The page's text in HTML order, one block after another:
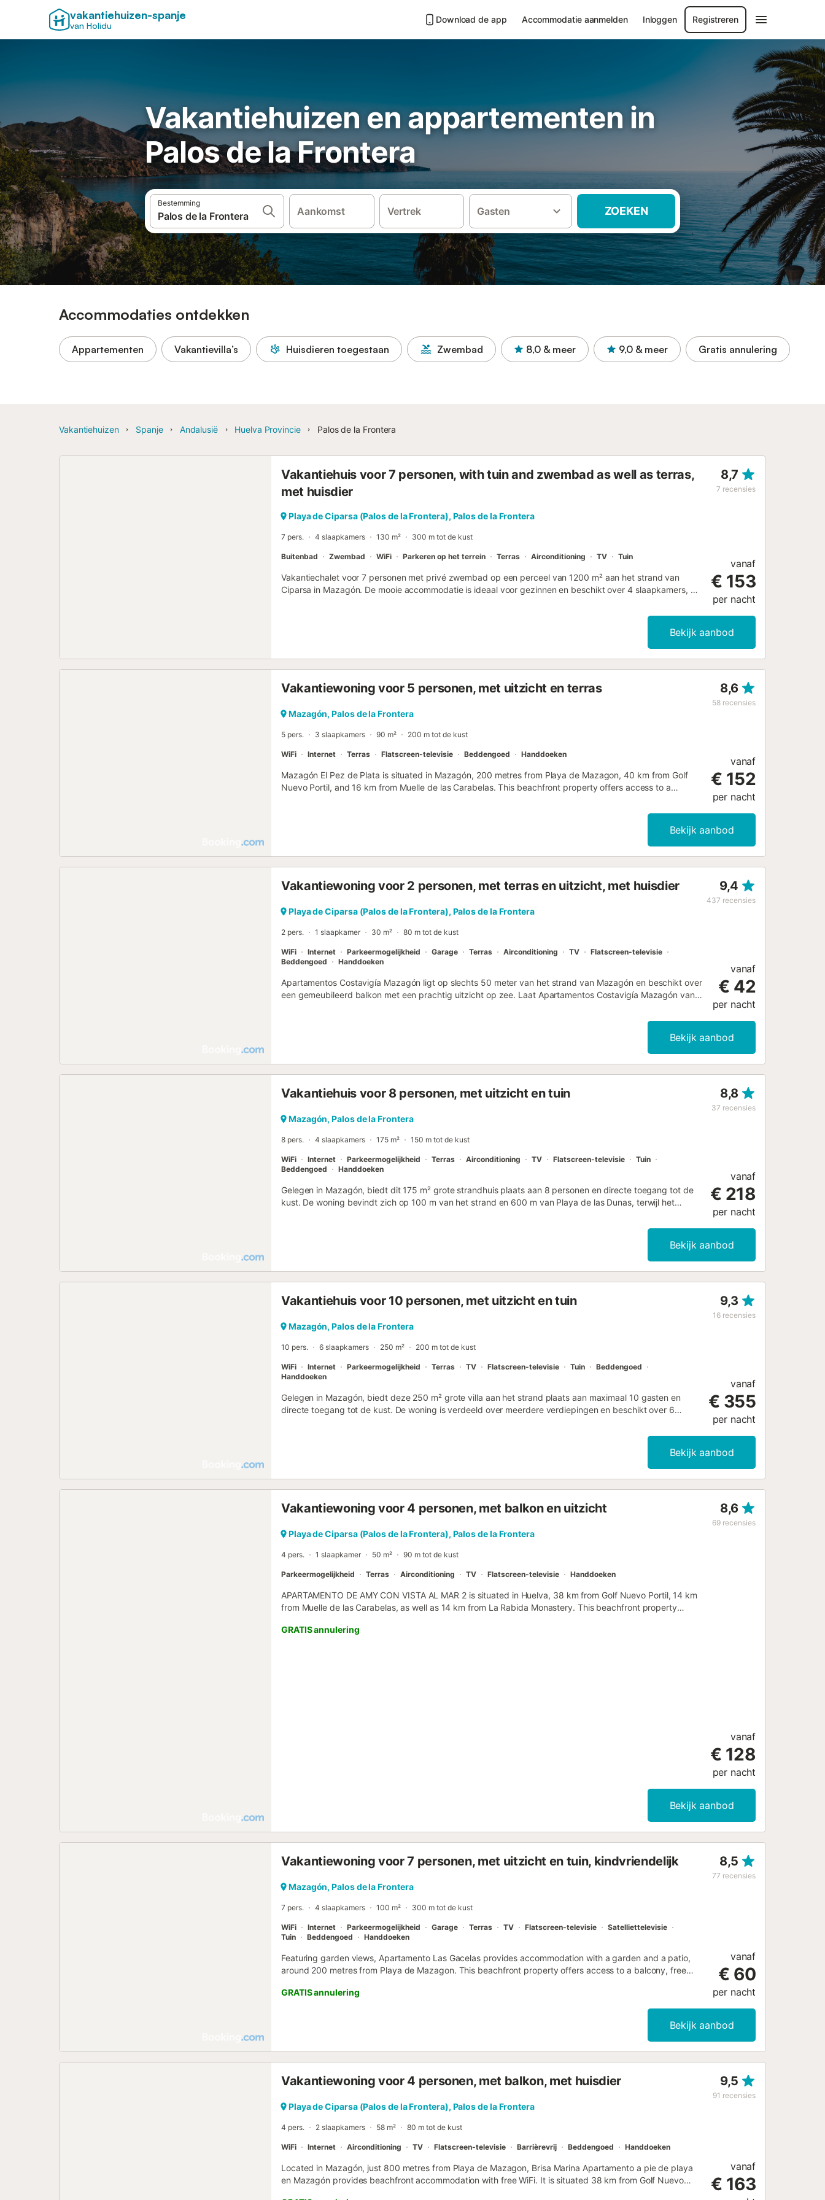
vakantiehuizen-spanje
van Holidu
Download de app Accommodatie aanmelden Inloggen Registreren
Vakantiehuizen en appartementen in
Palos de la Frontera
Bestemming
Aankomst Vertrek Gasten ZOEKEN
Accommodaties ontdekken
Appartementen Vakantievilla’s Huisdieren toegestaan Zwembad 8,0 & meer 9,0 & meer Gratis annulering
Vakantiehuizen Spanje Andalusië Huelva Provincie Palos de la Frontera
Vakantiehuis voor 7 personen, with tuin and zwembad as well as terras,
met huisdier
8,7
7 recensies
Playa de Ciparsa (Palos de la Frontera), Palos de la Frontera
7 pers. 4 slaapkamers 130 m² 300 m tot de kust
Buitenbad Zwembad WiFi Parkeren op het terrein Terras Airconditioning TV Tuin
Vakantiechalet voor 7 personen met privé zwembad op een perceel van 1200 m² aan het strand van
Ciparsa in Mazagón. De mooie accommodatie is ideaal voor gezinnen en beschikt over 4 slaapkamers, 2
interieur, wat zorgt voor een aangenaam verblijf, vooral in de zomer. De inrichting is rustiek en doet recht
aan de sfeer van het chalet. De slaapkamers hebben ramen met prachtig uitzicht op de tuin en door hun
aparte ligging ten opzichte van de lounges kunnen je kinderen rustig slapen terwijl jij geniet van de
gezellige woonkamer met open haard. Vanuit de volledig uitgeruste keuken heb je toegang tot de tuin vol
gras. Hier kun je genieten van de zon op de ligstoelen of op de schommel en kijken hoe de kinderen
boottochten maken en de uitstekende Spaanse keuken proeven. Het brandhout voor de open haard
vanaf
€ 153
per nacht
Bekijk aanbod
Vakantiewoning voor 5 personen, met uitzicht en terras 8,6
58 recensies
Mazagón, Palos de la Frontera
5 pers. 3 slaapkamers 90 m² 200 m tot de kust
WiFi Internet Terras Flatscreen-televisie Beddengoed Handdoeken
Mazagón El Pez de Plata is situated in Mazagón, 200 metres from Playa de Mazagon, 40 km from Golf
Nuevo Portil, and 16 km from Muelle de las Carabelas. This beachfront property offers access to a
vanaf
€ 152
per nacht
Bekijk aanbod
Vakantiewoning voor 2 personen, met terras en uitzicht, met huisdier 9,4
437 recensies
Playa de Ciparsa (Palos de la Frontera), Palos de la Frontera
2 pers. 1 slaapkamer 30 m² 80 m tot de kust
WiFi Internet Parkeermogelijkheid Garage Terras Airconditioning TV
Flatscreen-televisie
Beddengoed
Handdoeken
Apartamentos Costavigía Mazagón ligt op slechts 50 meter van het strand van Mazagón en beschikt over
een gemeubileerd balkon met een prachtig uitzicht op zee. Laat Apartamentos Costavigía Mazagón van
gebruiken, of u kunt rechtstreeks contact opnemen met de accommodatie met behulp van de
vanaf
€ 42
per nacht
Bekijk aanbod
Vakantiehuis voor 8 personen, met uitzicht en tuin 8,8
37 recensies
Mazagón, Palos de la Frontera
8 pers. 4 slaapkamers 175 m² 150 m tot de kust
WiFi Internet Parkeermogelijkheid Terras Airconditioning TV Flatscreen-televisie
Tuin
Beddengoed
Handdoeken
Gelegen in Mazagón, biedt dit 175 m² grote strandhuis plaats aan 8 personen en directe toegang tot de
kust. De woning bevindt zich op 100 m van het strand en 600 m van Playa de las Dunas, terwijl het
stapelbedden, evenals een eigen badkamer met douche en bad. Het interieur is voorzien van
airconditioning, verwarming, een open haard en een ventilator. De keuken is uitgerust met een koelkast,
magnetron, kookplaat, broodrooster en koffiezetapparaat, naast een wasmachine en een flatscreen-tv.
De woonruimte beschikt over een bank en een eethoek, aangevuld met geluidsisolatie en tegelvloeren
terrein, met extra parkeergelegenheid aan de straat. De gehele woning is rookvrij. Deze vrijstaande
Het strand ligt op slechts 100 m afstand....
vanaf
€ 218
per nacht
Bekijk aanbod
Vakantiehuis voor 10 personen, met uitzicht en tuin 9,3
16 recensies
Mazagón, Palos de la Frontera
10 pers. 6 slaapkamers 250 m² 200 m tot de kust
WiFi Internet Parkeermogelijkheid Terras TV Flatscreen-televisie Tuin
Beddengoed
Handdoeken
Gelegen in Mazagón, biedt deze 250 m² grote villa aan het strand plaats aan maximaal 10 gasten en
directe toegang tot de kust. De woning is verdeeld over meerdere verdiepingen en beschikt over 6
vaatwasser, oven, magnetron, broodrooster en koffiezetapparaat, evenals een woonruimte met open
haard, flatscreen-tv en bureau. Voor gezinnen zijn er kinderbedjes beschikbaar en de woning is uitgerust
met een wasmachine en Wi-Fi in alle ruimtes. Buiten vindt u een tuin, een terras met tuinmeubilair en een
eethoek, evenals parasols. De villa biedt uitzicht op de zee, de tuin en lokale bezienswaardigheden.
van het stadscentrum, waardoor het een praktische uitvalsbasis is om de omgeving te verkennen. Dit
tijdens uw verblijf. Dankzij de nabijheid van de kustlijn en lokale voorzieningen is het zeer geschikt voor
vanaf
€ 355
per nacht
Bekijk aanbod
Vakantiewoning voor 4 personen, met balkon en uitzicht 8,6
69 recensies
Playa de Ciparsa (Palos de la Frontera), Palos de la Frontera
4 pers. 1 slaapkamer 50 m² 90 m tot de kust
Parkeermogelijkheid Terras Airconditioning TV Flatscreen-televisie Handdoeken
APARTAMENTO DE AMY CON VISTA AL MAR 2 is situated in Huelva, 38 km from Golf Nuevo Portil, 14 km
from Muelle de las Carabelas, as well as 14 km from La Rabida Monastery. This beachfront property
GRATIS annulering
vanaf
€ 128
per nacht
Bekijk aanbod
Vakantiewoning voor 7 personen, met uitzicht en tuin, kindvriendelijk 8,5
77 recensies
Mazagón, Palos de la Frontera
7 pers. 4 slaapkamers 100 m² 300 m tot de kust
WiFi Internet Parkeermogelijkheid Garage Terras TV Flatscreen-televisie
Satelliettelevisie
Tuin
Beddengoed Handdoeken
Featuring garden views, Apartamento Las Gacelas provides accommodation with a garden and a patio,
around 200 metres from Playa de Mazagon. This beachfront property offers access to a balcony, free
GRATIS annulering
vanaf
€ 60
per nacht
Bekijk aanbod
Vakantiewoning voor 4 personen, met balkon, met huisdier 9,5
91 recensies
Playa de Ciparsa (Palos de la Frontera), Palos de la Frontera
4 pers. 2 slaapkamers 58 m² 80 m tot de kust
WiFi Internet Airconditioning TV Flatscreen-televisie Barrièrevrij Beddengoed Handdoeken
Located in Mazagón, just 800 metres from Playa de Mazagon, Brisa Marina Apartamento a pie de playa
en Mazagón provides beachfront accommodation with free WiFi. It is situated 38 km from Golf Nuevo
vanaf
€ 163